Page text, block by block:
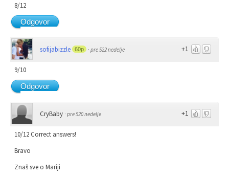
8/12
Odgovor
+1
sofijabizzle 60p · pre 522 nedelje
9/10
Odgovor
+1
CryBaby · pre 520 nedelje
10/12 Correct answers!
Bravo
Znaš sve o Mariji